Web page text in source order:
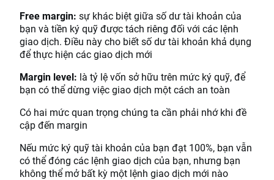
Free margin: sự khác biệt giữa số dư tài khoản của
bạn và tiền ký quỹ được tách riêng đối với các lệnh
giao dịch. Điều này cho biết số dư tài khoản khả dụng
để thực hiện các giao dịch mới
Margin level: là tỷ lệ vốn sở hữu trên mức ký quỹ, để
bạn có thể dừng việc giao dịch một cách an toàn
Có hai mức quan trọng chúng ta cần phải nhớ khi đề
cập đến margin
Nếu mức ký quỹ tài khoản của bạn đạt 100%, bạn vẫn
có thể đóng các lệnh giao dịch của bạn, nhưng bạn
không thể mở bất kỳ một lệnh giao dịch mới nào